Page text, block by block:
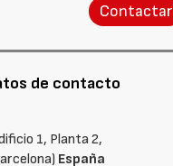
Contactar
de contacto
1, Planta 2,
España